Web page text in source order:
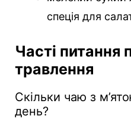
спеція для
Часті питання
травлення
Скільки чаю з
день?